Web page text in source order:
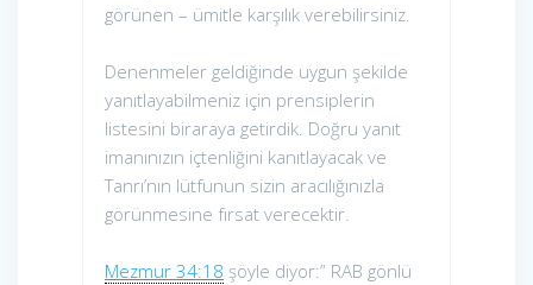
görünen – ümitle karşılık verebilirsiniz.
Denenmeler geldiğinde uygun şekilde
yanıtlayabilmeniz için prensiplerin
listesini biraraya getirdik. Doğru yanıt
imanınızın içtenliğini kanıtlayacak ve
Tanrı’nın lütfunun sizin aracılığınızla
görünmesine fırsat verecektir.
Mezmur 34:18 şöyle diyor:” RAB gönlü